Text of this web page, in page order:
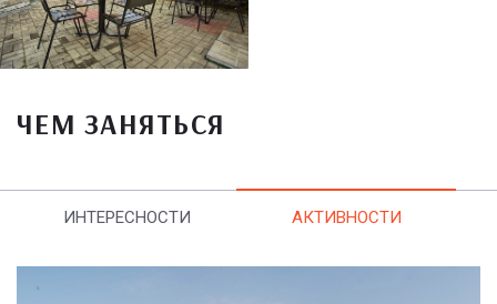
ЧЕМ ЗАНЯТЬСЯ
ИНТЕРЕСНОСТИ АКТИВНОСТИ